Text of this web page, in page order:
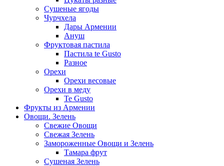
Сушеные ягоды
Чурчхела
Дары Армении
Ануш
Фруктовая пастила
Пастила te Gusto
Разное
Орехи
Орехи весовые
Орехи в меду
Te Gusto
Фрукты из Армении
Овощи. Зелень
Свежие Овощи
Свежая Зелень
Замороженные Овощи и Зелень
Тамара фрут
Сушеная Зелень